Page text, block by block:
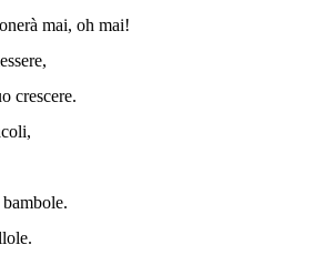
mai, oh mai!
crescere.